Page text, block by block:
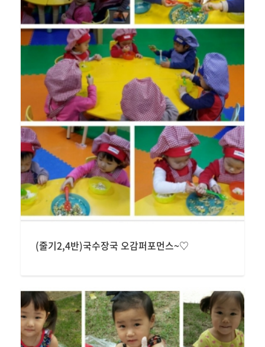
(줄기2,4반)국수장국 오감퍼포먼스~♡